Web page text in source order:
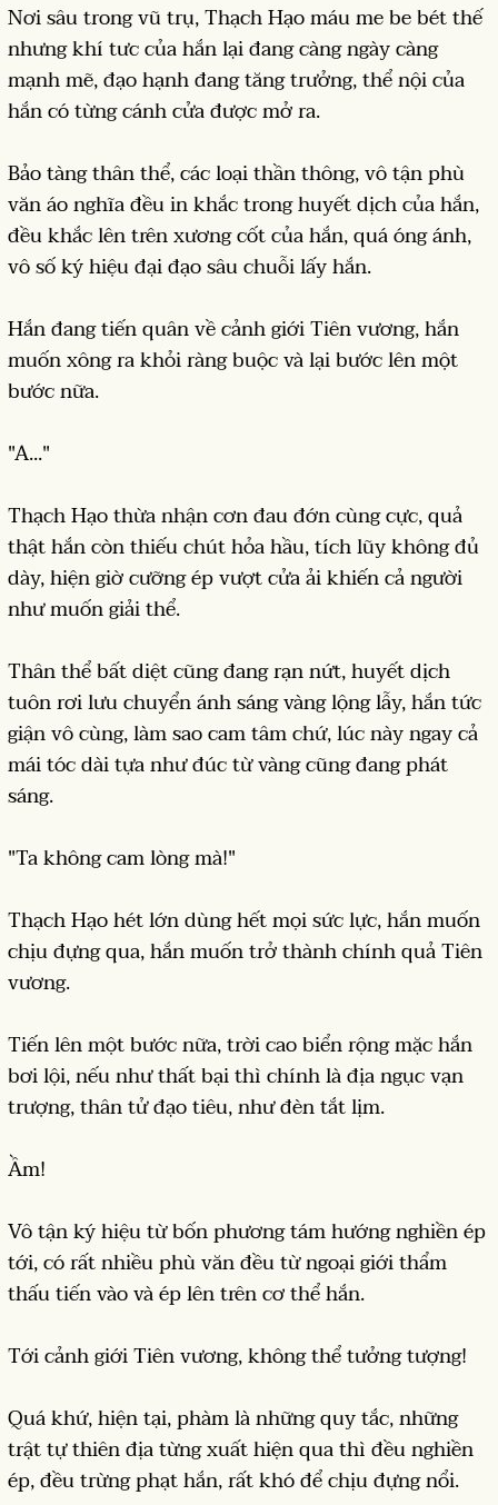
Nơi sâu trong vũ trụ, Thạch Hạo máu me be bét thế
nhưng khí tưc của hắn lại đang càng ngày càng
mạnh mẽ, đạo hạnh đang tăng trưởng, thể nội của
hắn có từng cánh cửa được mở ra.
Bảo tàng thân thể, các loại thần thông, vô tận phù
văn áo nghĩa đều in khắc trong huyết dịch của hắn,
đều khắc lên trên xương cốt của hắn, quá óng ánh,
vô số ký hiệu đại đạo sâu chuỗi lấy hắn.
Hắn đang tiến quân về cảnh giới Tiên vương, hắn
muốn xông ra khỏi ràng buộc và lại bước lên một
bước nữa.
"A..."
Thạch Hạo thừa nhận cơn đau đớn cùng cực, quả
thật hắn còn thiếu chút hỏa hầu, tích lũy không đủ
dày, hiện giờ cưỡng ép vượt cửa ải khiến cả người
như muốn giải thể.
Thân thể bất diệt cũng đang rạn nứt, huyết dịch
tuôn rơi lưu chuyển ánh sáng vàng lộng lẫy, hắn tức
giận vô cùng, làm sao cam tâm chứ, lúc này ngay cả
mái tóc dài tựa như đúc từ vàng cũng đang phát
sáng.
"Ta không cam lòng mà!"
Thạch Hạo hét lớn dùng hết mọi sức lực, hắn muốn
chịu đựng qua, hắn muốn trở thành chính quả Tiên
vương.
Tiến lên một bước nữa, trời cao biển rộng mặc hắn
bơi lội, nếu như thất bại thì chính là địa ngục vạn
trượng, thân tử đạo tiêu, như đèn tắt lịm.
Ầm!
Vô tận ký hiệu từ bốn phương tám hướng nghiền ép
tới, có rất nhiều phù văn đều từ ngoại giới thẩm
thấu tiến vào và ép lên trên cơ thể hắn.
Tới cảnh giới Tiên vương, không thể tưởng tượng!
Quá khứ, hiện tại, phàm là những quy tắc, những
trật tự thiên địa từng xuất hiện qua thì đều nghiền
ép, đều trừng phạt hắn, rất khó để chịu đựng nổi.